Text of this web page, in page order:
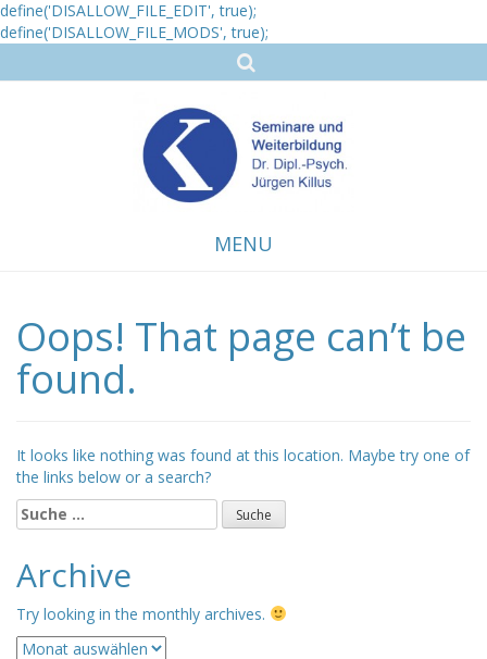
define('DISALLOW_FILE_EDIT', true);
define('DISALLOW_FILE_MODS', true);
MENU
to
content
Oops! That page can’t be
found.
It looks like nothing was found at this location. Maybe try one of
the links below or a search?
Suche
nach:
Archive
Try looking in the monthly archives.
Archive